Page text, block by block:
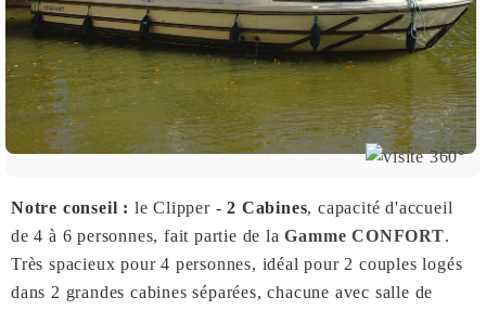
Notre conseil : le Clipper -2 Cabines, capacité d'accueil
de 4 à 6 personnes, fait partie de laGamme CONFORT.
Très spacieux pour 4 personnes, idéal pour 2 couples logés
dans 2 grandes cabines séparées, chacune avec salle de